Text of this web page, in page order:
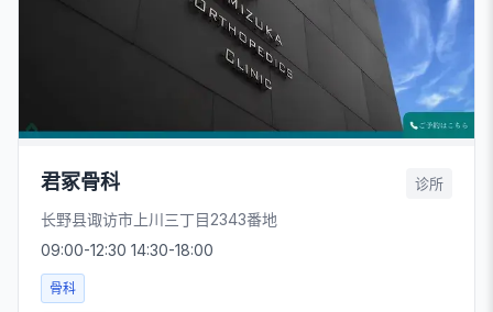
君冢骨科 诊所
长野县诹访市上川三丁目2343番地
09:00-12:30 14:30-18:00
骨科